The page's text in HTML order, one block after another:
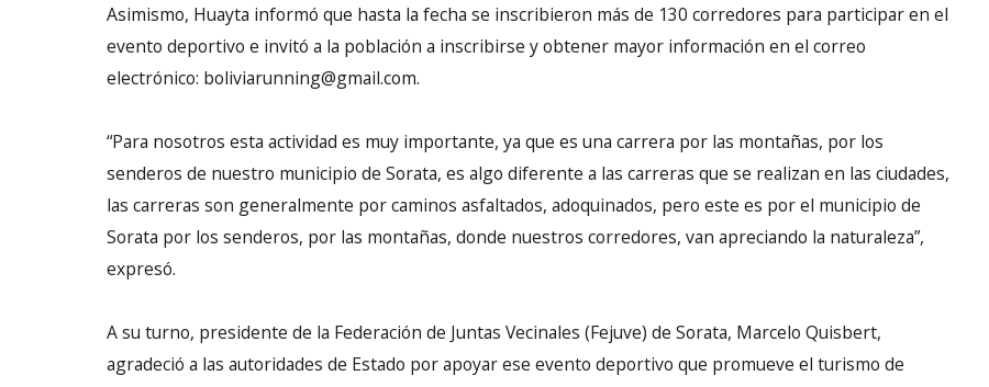
Asimismo, Huayta informó que hasta la fecha se inscribieron más de 130 corredores para participar en el
evento deportivo e invitó a la población a inscribirse y obtener mayor información en el correo
electrónico: boliviarunning@gmail.com.
“Para nosotros esta actividad es muy importante, ya que es una carrera por las montañas, por los
senderos de nuestro municipio de Sorata, es algo diferente a las carreras que se realizan en las ciudades,
las carreras son generalmente por caminos asfaltados, adoquinados, pero este es por el municipio de
Sorata por los senderos, por las montañas, donde nuestros corredores, van apreciando la naturaleza”,
expresó.
A su turno, presidente de la Federación de Juntas Vecinales (Fejuve) de Sorata, Marcelo Quisbert,
agradeció a las autoridades de Estado por apoyar ese evento deportivo que promueve el turismo de